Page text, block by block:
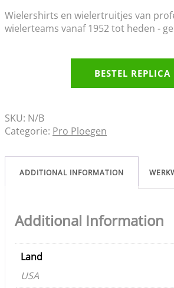
Wielershirts en wielertruitjes van
wielerteams vanaf 1952 tot heden -
BESTEL REPLICA
SKU: N/B
Categorie: Pro Ploegen
ADDITIONAL INFORMATION
Additional Information
Land
USA